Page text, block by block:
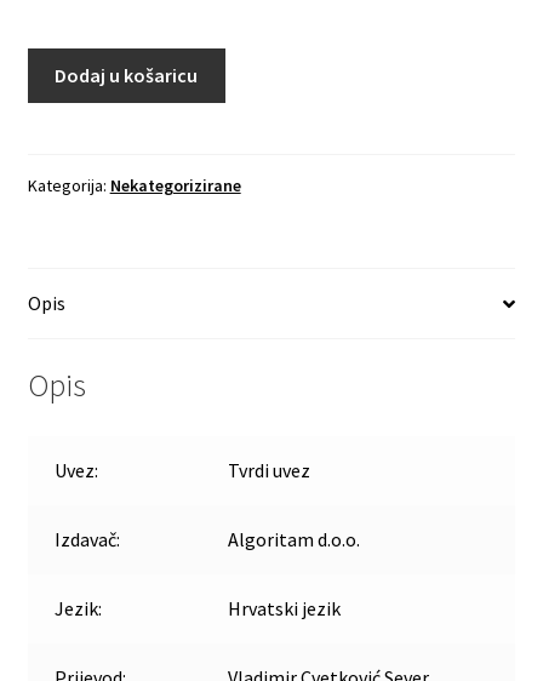
Dodaj u košaricu
Kategorija: Nekategorizirane
Opis
Opis
Uvez: Tvrdi uvez
Izdavač: Algoritam d.o.o.
Jezik: Hrvatski jezik